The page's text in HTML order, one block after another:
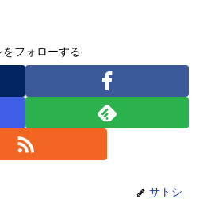
をフォローする
サトシ